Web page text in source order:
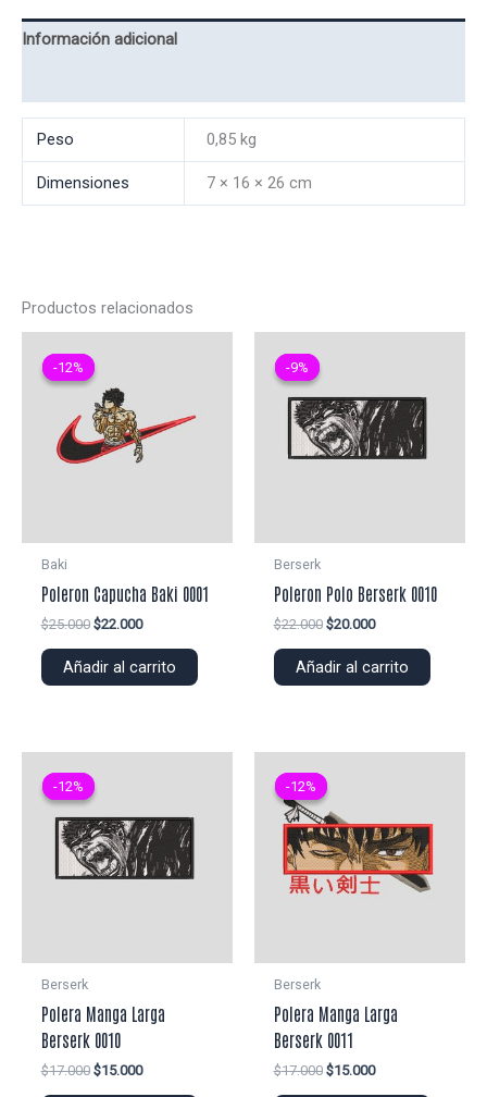
cantidad
Información adicional
Peso 0,85 kg
Dimensiones 7 × 16 × 26 cm
Productos relacionados
-12%
-12%
Baki
Poleron Capucha Baki 0001
$25.000 El
original
$22.000El
actual
Añadir al carrito
-9%
-9%
Berserk
Poleron Polo Berserk 0010
$22.000 El
original
$20.000El
actual
Añadir al carrito
-12%
-12%
Berserk
Polera Manga Larga
Berserk 0010
$17.000 El
$15.000El
-12%
-12%
Berserk
Polera Manga Larga
Berserk 0011
$17.000 El
$15.000El